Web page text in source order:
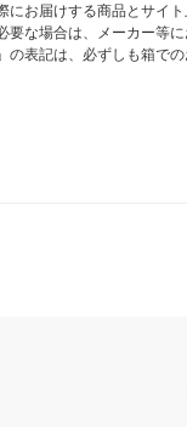
にお届けする商品とサイ
な場合は、メーカー等に
の表記は、必ずしも箱で